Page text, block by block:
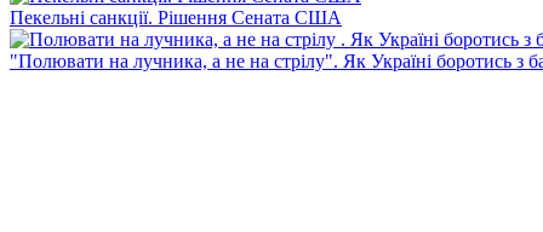
Пекельні санкції. Рішення Сената США
"Полювати на лучника, а не на стрілу". Як Україні боротись з